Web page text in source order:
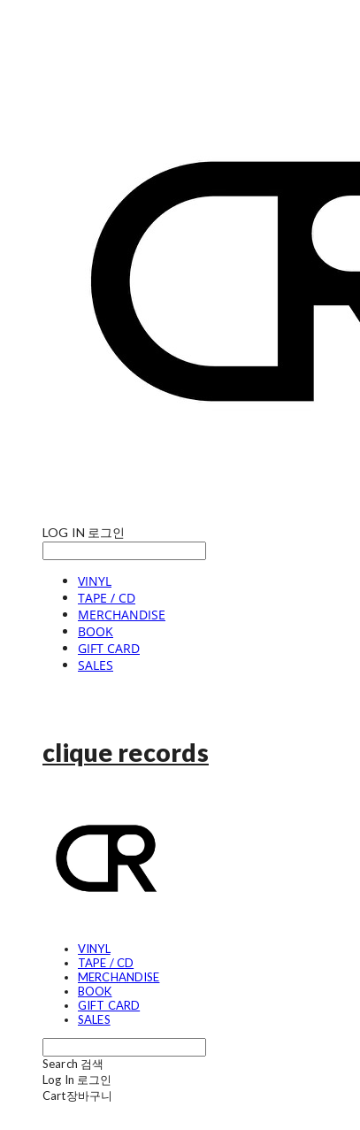
LOG IN 로그인
VINYL
TAPE / CD
MERCHANDISE
BOOK
GIFT CARD
SALES
clique records
VINYL
TAPE / CD
MERCHANDISE
BOOK
GIFT CARD
SALES
Search 검색
Log In 로그인
Cart장바구니